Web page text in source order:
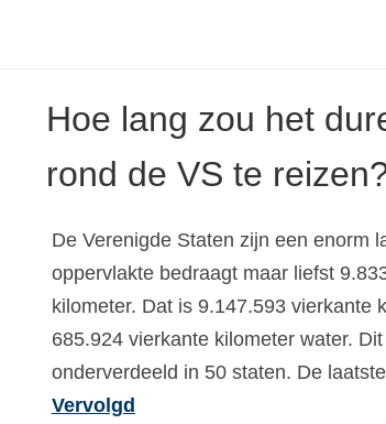
Hoe lang zou het
rond de VS te
De Verenigde Staten zijn een enorm
oppervlakte bedraagt maar liefst
kilometer. Dat is 9.147.593 vierkante
685.924 vierkante kilometer water.
onderverdeeld in 50 staten. De
Vervolgd